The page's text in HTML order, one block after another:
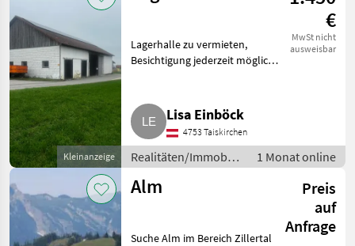
Kleinanzeige
€
MwSt nicht
ausweisbar
Lagerhalle zu vermieten,
Besichtigung jederzeit möglich,
ImmobilienLisa Einböck
4753 Taiskirchen
Realitäten/Immobilien
/ Sonstige
Immobilien
1 Monat online
Alm
Preis
auf
Anfrage
Suche Alm im Bereich Zillertal